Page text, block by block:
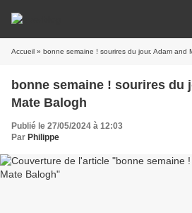
Accueil » bonne semaine ! sourires du jour. Adam and
bonne semaine ! sourires du jour.
Mate Balogh
Publié le 27/05/2024 à 12:03
Par Philippe